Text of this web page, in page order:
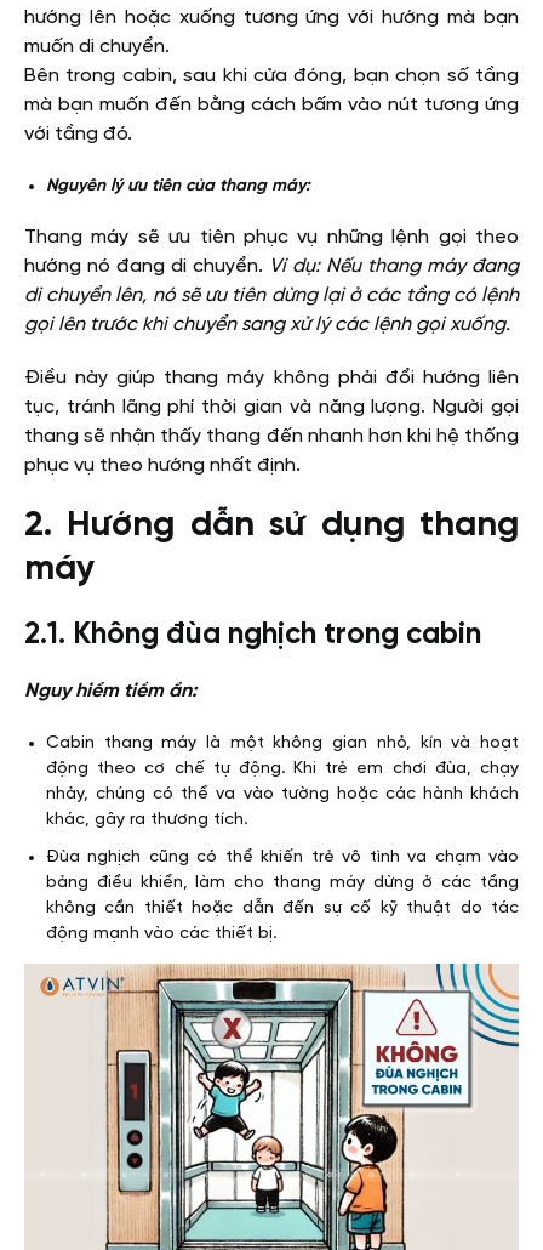
hướng lên hoặc xuống tương ứng với hướng mà bạn
muốn di chuyển.
Bên trong cabin, sau khi cửa đóng, bạn chọn số tầng
mà bạn muốn đến bằng cách bấm vào nút tương ứng
với tầng đó.
Nguyên lý ưu tiên của thang máy:
Thang máy sẽ ưu tiên phục vụ những lệnh gọi theo
hướng nó đang di chuyển. Ví dụ: Nếu thang máy đang
di chuyển lên, nó sẽ ưu tiên dừng lại ở các tầng có lệnh
gọi lên trước khi chuyển sang xử lý các lệnh gọi xuống.
Điều này giúp thang máy không phải đổi hướng liên
tục, tránh lãng phí thời gian và năng lượng. Người gọi
thang sẽ nhận thấy thang đến nhanh hơn khi hệ thống
phục vụ theo hướng nhất định.
2. Hướng dẫn sử dụng thang
máy
2.1. Không đùa nghịch trong cabin
Nguy hiểm tiềm ẩn:
Cabin thang máy là một không gian nhỏ, kín và hoạt
động theo cơ chế tự động. Khi trẻ em chơi đùa, chạy
nhảy, chúng có thể va vào tường hoặc các hành khách
khác, gây ra thương tích.
Đùa nghịch cũng có thể khiến trẻ vô tình va chạm vào
bảng điều khiển, làm cho thang máy dừng ở các tầng
không cần thiết hoặc dẫn đến sự cố kỹ thuật do tác
động mạnh vào các thiết bị.